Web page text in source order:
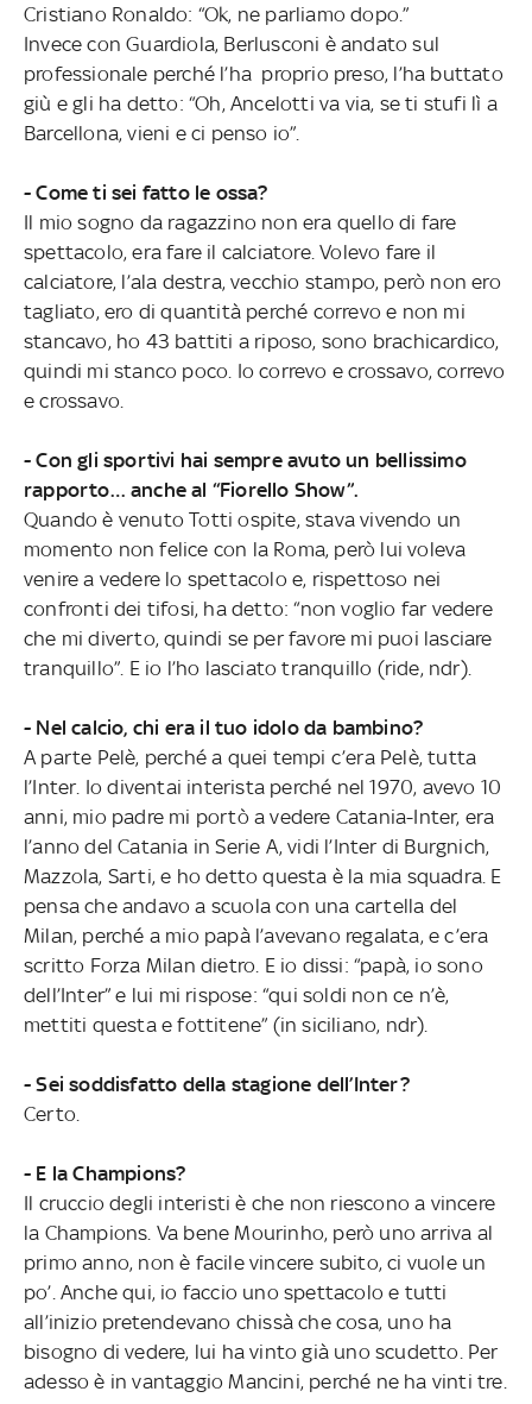
Cristiano Ronaldo: “Ok, ne parliamo dopo.”
Invece con Guardiola, Berlusconi è andato sul
professionale perché l’ha proprio preso, l’ha buttato
giù e gli ha detto: “Oh, Ancelotti va via, se ti stufi lì a
Barcellona, vieni e ci penso io”.
- Come ti sei fatto le ossa?
Il mio sogno da ragazzino non era quello di fare
spettacolo, era fare il calciatore. Volevo fare il
calciatore, l’ala destra, vecchio stampo, però non ero
tagliato, ero di quantità perché correvo e non mi
stancavo, ho 43 battiti a riposo, sono brachicardico,
quindi mi stanco poco. Io correvo e crossavo, correvo
e crossavo.
- Con gli sportivi hai sempre avuto un bellissimo
rapporto… anche al “Fiorello Show”.
Quando è venuto Totti ospite, stava vivendo un
momento non felice con la Roma, però lui voleva
venire a vedere lo spettacolo e, rispettoso nei
confronti dei tifosi, ha detto: “non voglio far vedere
che mi diverto, quindi se per favore mi puoi lasciare
tranquillo”. E io l’ho lasciato tranquillo (ride, ndr).
- Nel calcio, chi era il tuo idolo da bambino?
A parte Pelè, perché a quei tempi c’era Pelè, tutta
l’Inter. Io diventai interista perché nel 1970, avevo 10
anni, mio padre mi portò a vedere Catania-Inter, era
l’anno del Catania in Serie A, vidi l’Inter di Burgnich,
Mazzola, Sarti, e ho detto questa è la mia squadra. E
pensa che andavo a scuola con una cartella del
Milan, perché a mio papà l’avevano regalata, e c’era
scritto Forza Milan dietro. E io dissi: “papà, io sono
dell’Inter” e lui mi rispose: “qui soldi non ce n’è,
mettiti questa e fottitene” (in siciliano, ndr).
- Sei soddisfatto della stagione dell’Inter?
Certo.
- E la Champions?
Il cruccio degli interisti è che non riescono a vincere
la Champions. Va bene Mourinho, però uno arriva al
primo anno, non è facile vincere subito, ci vuole un
po’. Anche qui, io faccio uno spettacolo e tutti
all’inizio pretendevano chissà che cosa, uno ha
bisogno di vedere, lui ha vinto già uno scudetto. Per
adesso è in vantaggio Mancini, perché ne ha vinti tre.